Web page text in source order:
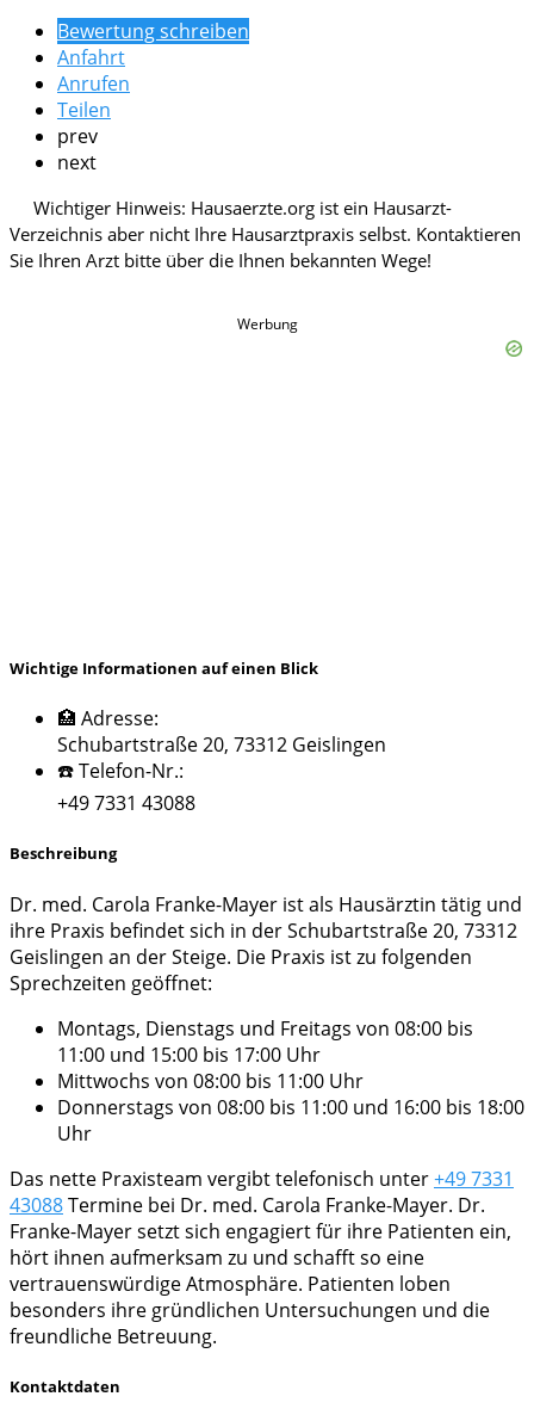
Bewertung schreiben
Anfahrt
Anrufen
Teilen
prev
next
Werbung
Wichtige Informationen auf einen Blick
🏥 Adresse:
Schubartstraße 20, 73312 Geislingen
☎️ Telefon-Nr.:
+49 7331 43088
Beschreibung
Dr. med. Carola Franke-Mayer ist als Hausärztin tätig und
ihre Praxis befindet sich in der Schubartstraße 20, 73312
Geislingen an der Steige. Die Praxis ist zu folgenden
Sprechzeiten geöffnet:
Montags, Dienstags und Freitags von 08:00 bis
11:00 und 15:00 bis 17:00 Uhr
Mittwochs von 08:00 bis 11:00 Uhr
Donnerstags von 08:00 bis 11:00 und 16:00 bis 18:00
Uhr
Das nette Praxisteam vergibt telefonisch unter+49 7331
43088Termine bei Dr. med. Carola Franke-Mayer. Dr.
Franke-Mayer setzt sich engagiert für ihre Patienten ein,
hört ihnen aufmerksam zu und schafft so eine
vertrauenswürdige Atmosphäre. Patienten loben
besonders ihre gründlichen Untersuchungen und die
freundliche Betreuung.
Kontaktdaten